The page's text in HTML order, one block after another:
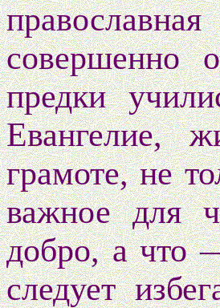
совершенно
предки
Евангелие,
грамоте, не
важное для
добро, а что
следует